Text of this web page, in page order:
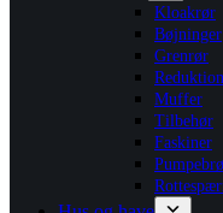
Kloakrør
Bøjninger
Grenrør
Muffer
Tilbehør
Faskiner